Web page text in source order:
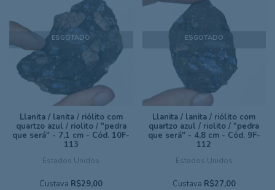
ESGOTADO
Estados Unidos
Llanita / lanita / riólito com
quartzo azul / riolito / "pedra
que será" - 7,1 cm - Cód. 10F-
113
Custava R$29,00
ESGOTADO
Estados Unidos
Llanita / lanita / riólito com
quartzo azul / riolito / "pedra
que será" - 4,8 cm - Cód. 9F-
112
Custava R$27,00